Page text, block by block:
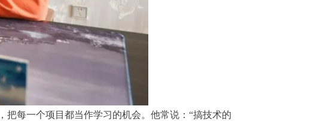
每一个项目都当作学习的机会。他常说：“搞技术的